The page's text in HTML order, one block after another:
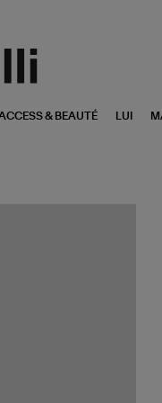
& BEAUTÉ LUI